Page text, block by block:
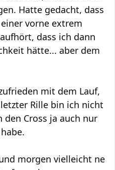
Hatte gedacht, dass
vorne extrem
dass ich dann
hätte... aber dem
mit dem Lauf,
Rille bin ich nicht
den Cross ja auch nur
morgen vielleicht ne